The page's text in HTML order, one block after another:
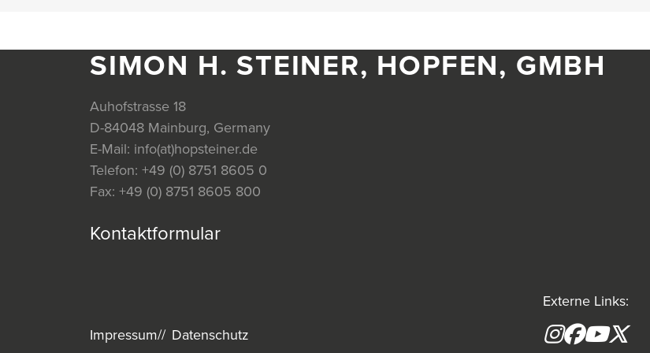
SIMON H. STEINER, HOPFEN, GMBH
Auhofstrasse 18
D-84048 Mainburg, Germany
E-Mail: info(at)hopsteiner.de
Telefon: +49 (0) 8751 8605 0
Fax: +49 (0) 8751 8605 800
Kontaktformular
Externe Links:
Instagram
Facebook
YouTube
Impressum Datenschutz